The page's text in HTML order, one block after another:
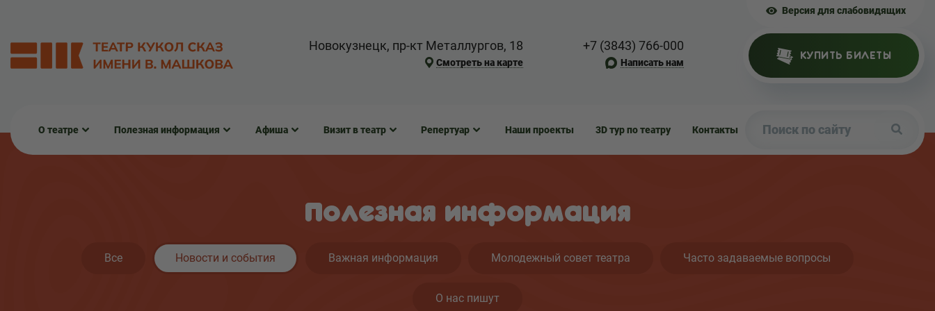
Версия для слабовидящих
Новокузнецк, пр-кт Металлургов, 18
Смотреть на карте
+7 (3843) 766-000
Написать нам
КУПИТЬ БИЛЕТЫ
О театре Полезная информация Афиша Визит в театр Репертуар Наши проекты 3D тур по театру Контакты
Полезная информация
Все Новости и события Важная информация Молодежный совет театра Часто задаваемые вопросы
О нас пишут